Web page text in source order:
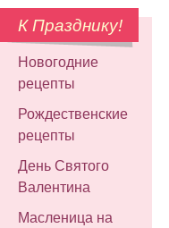
К Празднику!
Новогодние
рецепты
Рождественские
рецепты
День Святого
Валентина
Масленица на